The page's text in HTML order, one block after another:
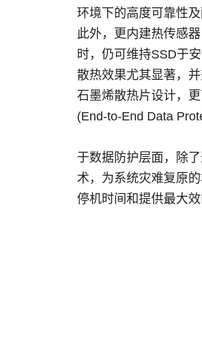
环境下的高度可靠性及
此外，更内建热传感
时，仍可维持SSD于
散热效果尤其显著，
石墨烯散热片设计，
(End-to-End Data
于数据防护层面，除
术，为系统灾难复原
停机时间和提供最大效